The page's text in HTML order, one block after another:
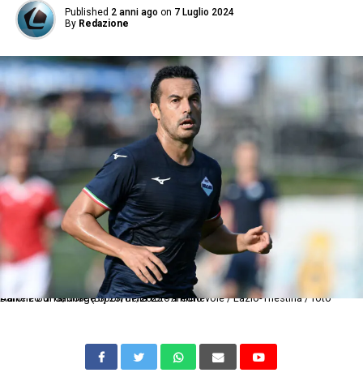
Published 2 anni ago on 7 Luglio 2024
By Redazione
Auronzo di Cadore (Bl) 23/07/2023 - amichevole / Lazio-Triestina / foto Daniele Buffa/Image Sport nella foto: Pedro